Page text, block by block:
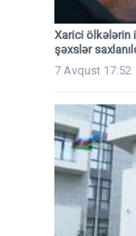
Xarici ölkələrin
şəxslər
7 Avqust 17:52